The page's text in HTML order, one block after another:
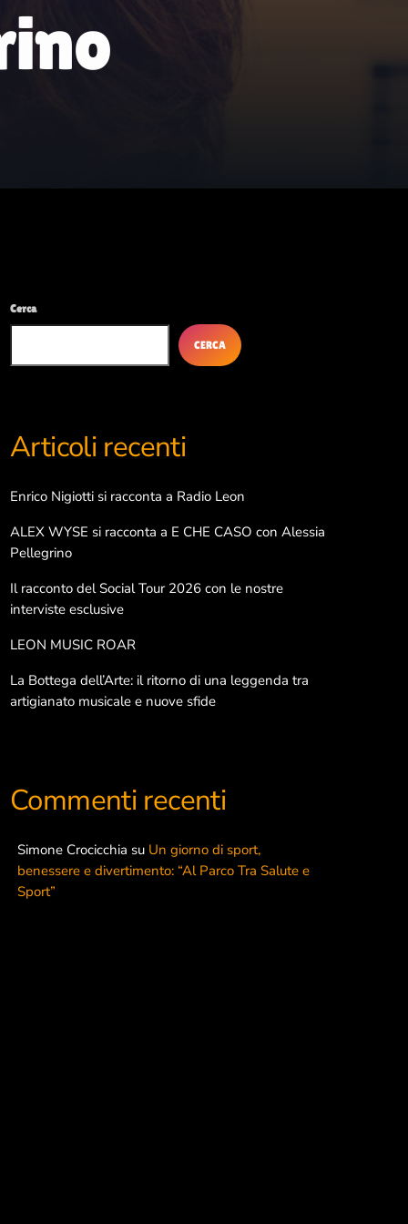
Gennaio 2026
Maggio 2024
Aprile 2024
Categorie
Così è (se libriamo)
Dance life
Danza
Interviste
Pop
Salute e Sport
Cerca
CERCA
Articoli recenti
Enrico Nigiotti si racconta a Radio Leon
ALEX WYSE si racconta a E CHE CASO con Alessia
Pellegrino
Il racconto del Social Tour 2026 con le nostre
interviste esclusive
LEON MUSIC ROAR
La Bottega dell’Arte: il ritorno di una leggenda tra
artigianato musicale e nuove sfide
Commenti recenti
Simone Crocicchia su Un giorno di sport,
benessere e divertimento: “Al Parco Tra Salute e
Sport”